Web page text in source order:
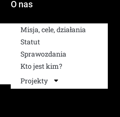
O nas
Misja, cele, działania
Statut
Sprawozdania
Kto jest kim?
Projekty